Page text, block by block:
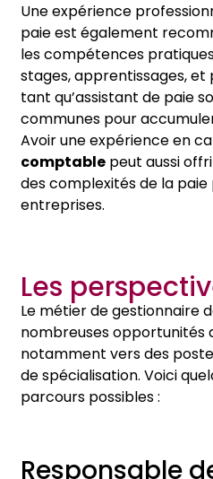
Une expérience
paie est également
les compétences
stages, apprentissages,
tant qu’assistant de paie
communes pour
Avoir une expérience en
comptable peut aussi
des complexités de la paie
entreprises.
Les
Le métier de gestionnaire
nombreuses opportunités
notamment vers des
de spécialisation. Voici
parcours possibles :
Responsable